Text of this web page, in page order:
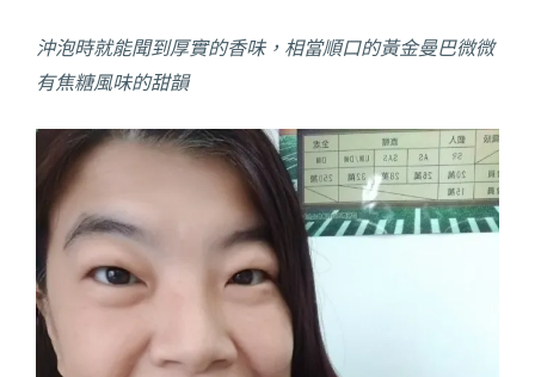
沖泡時就能聞到厚實的香味，相當順口的黃金曼巴微微
有焦糖風味的甜韻